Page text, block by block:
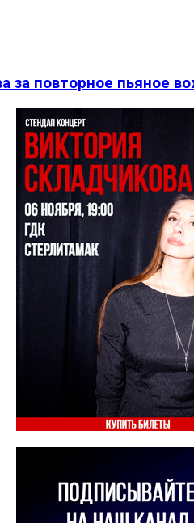
за повторное пьяное